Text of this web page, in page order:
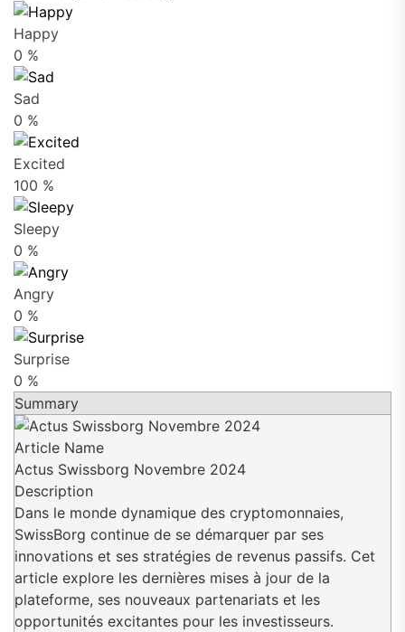
Happy
0 %
Sad
0 %
Excited
100 %
Sleepy
0 %
Angry
0 %
Surprise
0 %
Summary
Article Name
Actus Swissborg Novembre 2024
Description
Dans le monde dynamique des cryptomonnaies,
SwissBorg continue de se démarquer par ses
innovations et ses stratégies de revenus passifs. Cet
article explore les dernières mises à jour de la
plateforme, ses nouveaux partenariats et les
opportunités excitantes pour les investisseurs.